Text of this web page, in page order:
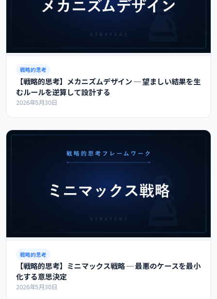
戦略的思考
【戦略的思考】メカニズムデザイン ─ 望ましい結果を生
むルールを逆算して設計する
2026年5月30日
戦略的思考
【戦略的思考】ミニマックス戦略 ─ 最悪のケースを最小
化する意思決定
2026年5月30日